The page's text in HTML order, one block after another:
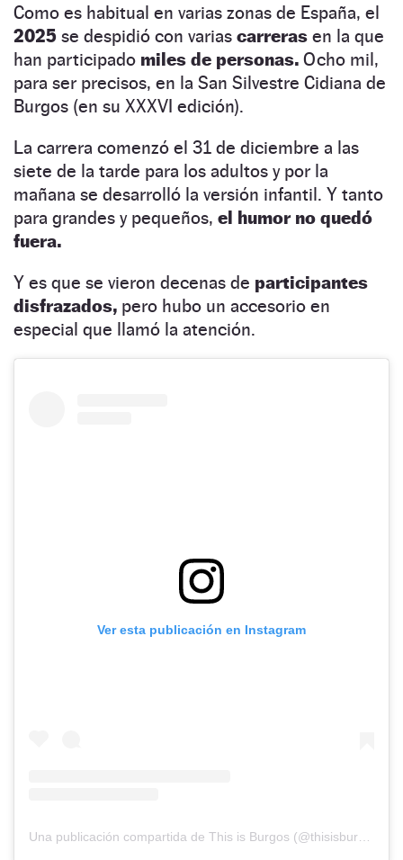
Como es habitual en varias zonas de España, el
2025 se despidió con varias carreras en la que
han participado miles de personas. Ocho mil,
para ser precisos, en la San Silvestre Cidiana de
Burgos (en su XXXVI edición).
La carrera comenzó el 31 de diciembre a las
siete de la tarde para los adultos y por la
mañana se desarrolló la versión infantil. Y tanto
para grandes y pequeños, el humor no quedó
fuera.
Y es que se vieron decenas de participantes
disfrazados, pero hubo un accesorio en
especial que llamó la atención.
Ver esta publicación en Instagram
Una publicación compartida de This is Burgos (@thisisburgos_)